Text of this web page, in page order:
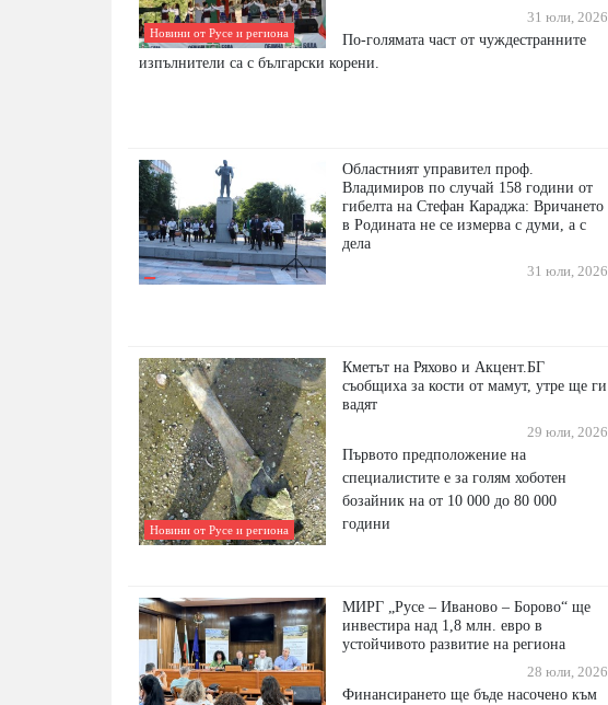
Новини от Русе и региона
31 юли, 2026
По-голямата част от чуждестранните
изпълнители са с български корени.
Областният управител проф.
Владимиров по случай 158 години от
гибелта на Стефан Караджа: Вричането
в Родината не се измерва с думи, а с
дела
31 юли, 2026
Новини от Русе и региона
Кметът на Ряхово и Акцент.БГ
съобщиха за кости от мамут, утре ще ги
вадят
29 юли, 2026
Първото предположение на
специалистите е за голям хоботен
бозайник на от 10 000 до 80 000
години
МИРГ „Русе – Иваново – Борово“ ще
инвестира над 1,8 млн. евро в
устойчивото развитие на региона
28 юли, 2026
Финансирането ще бъде насочено към